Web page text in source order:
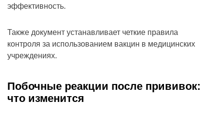
эффективность.
Также документ устанавливает четкие правила
контроля за использованием вакцин в медицинских
учреждениях.
Побочные реакции после прививок:
что изменится